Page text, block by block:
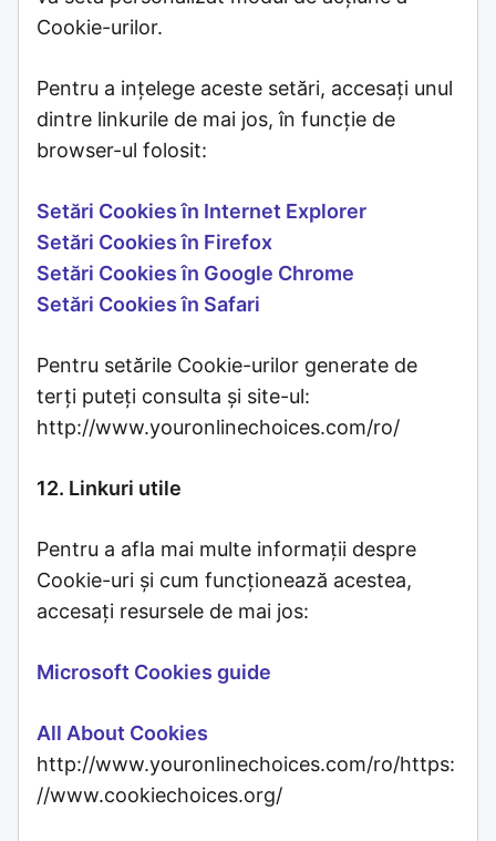
Cookie-urilor.
Pentru a ințelege aceste setări, accesați unul
dintre linkurile de mai jos, în funcție de
browser-ul folosit:
Setări Cookies în Internet Explorer
Setări Cookies în Firefox
Setări Cookies în Google Chrome
Setări Cookies în Safari
Pentru setările Cookie-urilor generate de
terți puteți consulta și site-ul:
http://www.youronlinechoices.com/ro/
12. Linkuri utile
Pentru a afla mai multe informații despre
Cookie-uri și cum funcționează acestea,
accesați resursele de mai jos:
Microsoft Cookies guide
All About Cookies
http://www.youronlinechoices.com/ro/https:
//www.cookiechoices.org/